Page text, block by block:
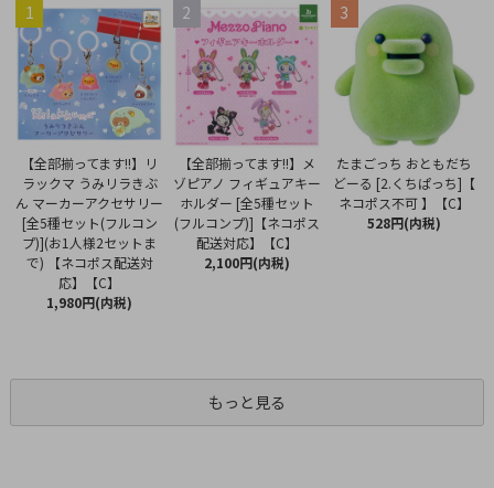
1
【全部揃ってます!!】リ
ラックマ うみリラきぶ
ん マーカーアクセサリー
[全5種セット(フルコン
プ)](お1人様2セットま
で) 【ネコポス配送対
応】【C】
1,980円(内税)
2
【全部揃ってます!!】メ
ゾピアノ フィギュアキー
ホルダー [全5種セット
(フルコンプ)]【ネコポス
配送対応】【C】
2,100円(内税)
3
たまごっち おともだち
どーる [2.くちぱっち]【
ネコポス不可 】【C】
528円(内税)
もっと見る